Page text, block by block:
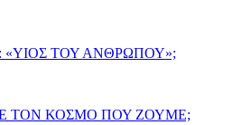
«ΥΙΟΣ ΤΟΥ ΑΝΘΡΩΠΟΥ»;
ΤΟΝ ΚΟΣΜΟ ΠΟΥ ΖΟΥΜΕ;